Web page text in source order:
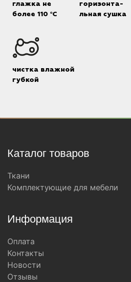
глажка не
более 110 °C
горизонта-
льная сушка
чистка влажной
губкой
Каталог товаров
Ткани
Комплектующие для мебели
Информация
Оплата
Контакты
Новости
Отзывы